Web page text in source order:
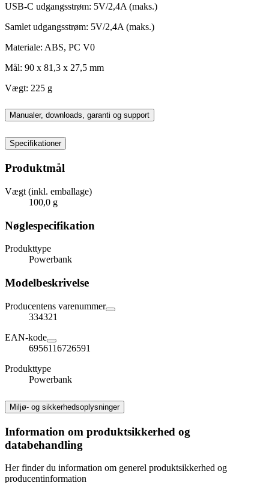
USB-C udgangsstrøm: 5V/2,4A (maks.)
Samlet udgangsstrøm: 5V/2,4A (maks.)
Materiale: ABS, PC V0
Mål: 90 x 81,3 x 27,5 mm
Vægt: 225 g
Manualer, downloads, garanti og support
Specifikationer
Produktmål
Vægt (inkl. emballage)
100,0 g
Nøglespecifikation
Produkttype
Powerbank
Modelbeskrivelse
Producentens varenummer
334321
EAN-kode
6956116726591
Produkttype
Powerbank
Miljø- og sikkerhedsoplysninger
Information om produktsikkerhed og
databehandling
Her finder du information om generel produktsikkerhed og
producentinformation